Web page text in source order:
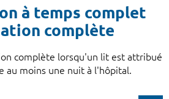
à temps complet
complète
complète lorsqu'un lit est attribué
au moins une nuit à l'hôpital.